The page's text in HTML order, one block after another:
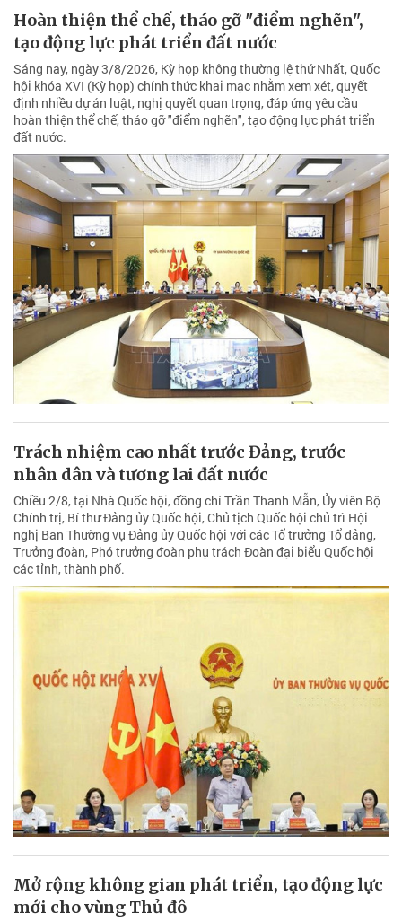
Hoàn thiện thể chế, tháo gỡ "điểm nghẽn",
tạo động lực phát triển đất nước
Sáng nay, ngày 3/8/2026, Kỳ họp không thường lệ thứ Nhất, Quốc
hội khóa XVI (Kỳ họp) chính thức khai mạc nhằm xem xét, quyết
định nhiều dự án luật, nghị quyết quan trọng, đáp ứng yêu cầu
hoàn thiện thể chế, tháo gỡ "điểm nghẽn", tạo động lực phát triển
đất nước.
Trách nhiệm cao nhất trước Đảng, trước
nhân dân và tương lai đất nước
Chiều 2/8, tại Nhà Quốc hội, đồng chí Trần Thanh Mẫn, Ủy viên Bộ
Chính trị, Bí thư Đảng ủy Quốc hội, Chủ tịch Quốc hội chủ trì Hội
nghị Ban Thường vụ Đảng ủy Quốc hội với các Tổ trưởng Tổ đảng,
Trưởng đoàn, Phó trưởng đoàn phụ trách Đoàn đại biểu Quốc hội
các tỉnh, thành phố.
Mở rộng không gian phát triển, tạo động lực
mới cho vùng Thủ đô